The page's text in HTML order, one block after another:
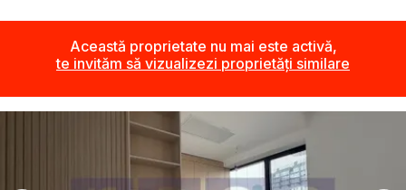
Această proprietate nu mai este activă,
te invităm să vizualizezi proprietăți similare